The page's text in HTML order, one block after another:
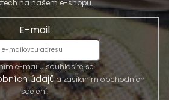
na našem e-shopu.
E-mail
e-mailu souhlasíte se
údajůa zasíláním obchodních
sdělení.